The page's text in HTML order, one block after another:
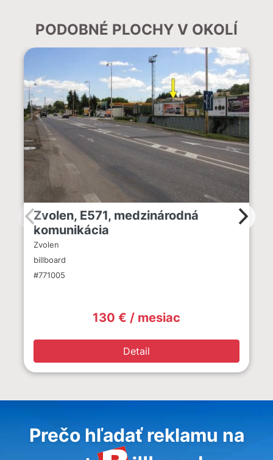
PODOBNÉ PLOCHY V OKOLÍ
Zvolen, E571, medzinárodná
komunikácia
Zvolen
billboard
#771005
130 € / mesiac
Detail
Prečo hľadať reklamu na